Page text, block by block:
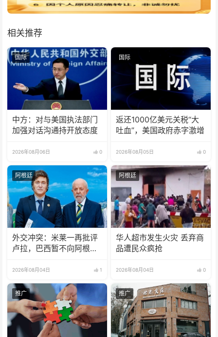
相关推荐
国际
中方：对与美国执法部门
加强对话沟通持开放态度
2026年08月06日 0
国际
返还1000亿美元关税“大
吐血”，美国政府赤字激增
2026年08月05日 0
阿根廷
外交冲突：米莱一再批评
卢拉，巴西暂不向阿根廷
2026年08月04日 1
阿根廷
华人超市发生火灾 丢弃商
品遭民众疯抢
2026年08月04日 0
推广 推广